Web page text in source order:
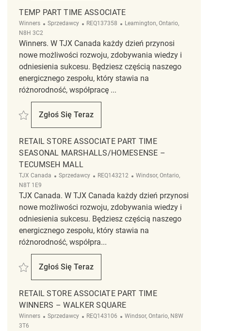
TEMP PART TIME ASSOCIATE
Winners Kategoria
Sprzedawcy ReqId
REQ137358 Lokalizacja
Leamington, Ontario,
N8H 3C2
Winners. W TJX Canada każdy dzień przynosi
nowe możliwości rozwoju, zdobywania wiedzy i
odniesienia sukcesu. Będziesz częścią naszego
energicznego zespołu, który stawia na
różnorodność, współpracę ...
Zapisać Temp part time Associate REQ137358
Zgłoś Się Teraz
Temp Part Time Associate
RETAIL STORE ASSOCIATE PART TIME
SEASONAL MARSHALLS/HOMESENSE –
TECUMSEH MALL
TJX Canada Kategoria
Sprzedawcy ReqId
REQ143212 Lokalizacja
Windsor, Ontario,
N8T 1E9
TJX Canada. W TJX Canada każdy dzień przynosi
nowe możliwości rozwoju, zdobywania wiedzy i
odniesienia sukcesu. Będziesz częścią naszego
energicznego zespołu, który stawia na
różnorodność, współpra...
Zapisać Retail Store Associate Part Time Seasonal Marshalls/HomeSense –
Zgłoś Się Teraz
Retail Store Associate Part Time Seasonal
RETAIL STORE ASSOCIATE PART TIME
WINNERS – WALKER SQUARE
Winners Kategoria
Sprzedawcy ReqId
REQ143106 Lokalizacja
Windsor, Ontario, N8W
3T6